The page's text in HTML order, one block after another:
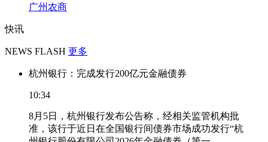
广州农商
快讯
NEWS FLASH 更多
杭州银行：完成发行200亿元金融债券
10:34
8月5日，杭州银行发布公告称，经相关监管机构批
准，该行于近日在全国银行间债券市场成功发行“杭